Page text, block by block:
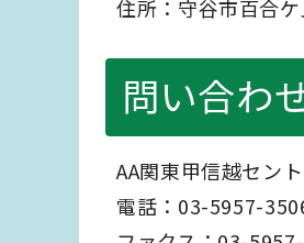
住所：守谷市百合
問い合わ
AA関東甲信越セン
電話：03-5957-